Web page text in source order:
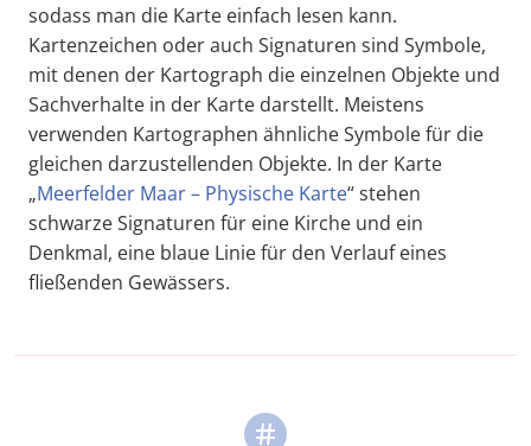
sodass man die Karte einfach lesen kann.
Kartenzeichen oder auch Signaturen sind Symbole,
mit denen der Kartograph die einzelnen Objekte und
Sachverhalte in der Karte darstellt. Meistens
verwenden Kartographen ähnliche Symbole für die
gleichen darzustellenden Objekte. In der Karte
„Meerfelder Maar – Physische Karte“ stehen
schwarze Signaturen für eine Kirche und ein
Denkmal, eine blaue Linie für den Verlauf eines
fließenden Gewässers.